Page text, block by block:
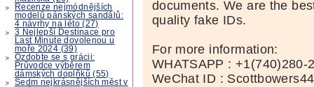
Recenze nejmódnějších
modelů pánských sandálů:
4 návrhy na léto (27)
3 Nejlepší Destinace pro
Last Minute dovolenou u
moře 2024 (39)
Ozdobte se s grácii:
Průvodce výběrem
dámských doplňků (55)
Sedm nejkrásnějších měst v
documents. We are the
quality fake IDs.
For more information:
WHATSAPP : +1(740)280-
WeChat ID : Scottbowers44